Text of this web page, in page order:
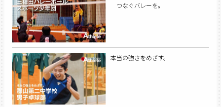
つなぐバレーを。
本当の強さをめざす。